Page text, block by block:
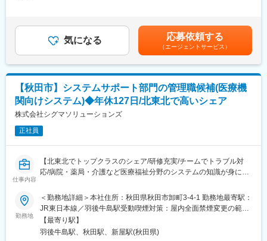
弊社が業界に先んじて開発しました。QRコードで患者さんの服薬
ログの管理など新しいシステムや開発を取り入れ成長していま
す。
変更の範囲：会社の定める業務
・社内ルールの構築
・各種規程の整備/運用
・運用/顧問弁護士など社外専門家との折衝
当社は富士通パートナーとして特に秋田・青森・岩手で特に高い
シェアを誇り、業界としてもニーズが増え続けている成長産業で
す。
当社システムや全国3,000軒の調剤薬局で使用されています。
当社では医療システム（電子カルテ、医療事務システムなど）、
介護システム、歯科医院向けのシステムなどの販社として、ヘル
スケア領域におけるITシステム導入での地域貢献を行っておりま
す。
また自社製品である調剤薬局向けシステム「ElixirS」は、代理店
を通じて全国の調剤薬局に導入されております。
か？
弊社が業界に先んじて開発しました。QRコードで患者さんの服薬
ログの管理など新しいシステムや開発を取り入れ成長していま
す。
気になる 応募依頼する
（エージェントサービス）
【秋田市】システムサポート部門の管理職候補(医療機
関向けシステム)◆年休127日/北東北で高いシェア
株式会社シグマソリューションズ
正社員
仕事内容
【北東北でトップクラスのシェア/研修充実/チームでトラブル対
応/病院・薬局・介護など医療福祉分野のシステムの知識が身につ
当社取扱いコンピュータシステムのサポート部門の管理業務全般
をお願いいたします。
■職務詳細：
・営業社員からどの製品をどのお客様へ納品するのかに依頼が入
勤務地
＜勤務地詳細＞本社住所：秋田県秋田市卸町3-4-1 勤務地最寄駅：
JR東日本線／羽後牛島駅受動喫煙対策：屋内全面禁煙変更の範
囲：会社の定める事業所
【最寄り駅】
羽後牛島駅、秋田駅、新屋駅(秋田県)